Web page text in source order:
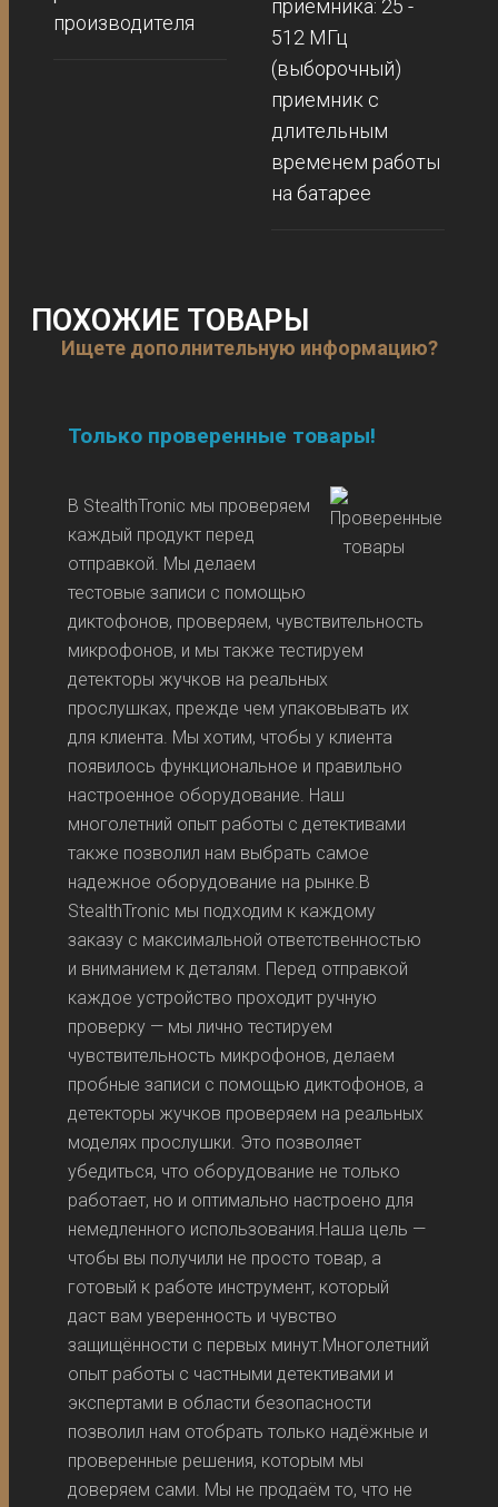
производителя
приемника: 25 -
512 МГц
(выборочный)
приемник с
длительным
временем работы
на батарее
ПОХОЖИЕ ТОВАРЫ
Ищете дополнительную информацию?
Только проверенные товары!
В StealthTronic мы проверяем
каждый продукт перед
отправкой. Мы делаем
тестовые записи с помощью
диктофонов, проверяем, чувствительность
микрофонов, и мы также тестируем
детекторы жучков на реальных
прослушках, прежде чем упаковывать их
для клиента. Мы хотим, чтобы у клиента
появилось функциональное и правильно
настроенное оборудование. Наш
многолетний опыт работы с детективами
также позволил нам выбрать самое
надежное оборудование на рынке.В
StealthTronic мы подходим к каждому
заказу с максимальной ответственностью
и вниманием к деталям. Перед отправкой
каждое устройство проходит ручную
проверку — мы лично тестируем
чувствительность микрофонов, делаем
пробные записи с помощью диктофонов, а
детекторы жучков проверяем на реальных
моделях прослушки. Это позволяет
убедиться, что оборудование не только
работает, но и оптимально настроено для
немедленного использования.Наша цель —
чтобы вы получили не просто товар, а
готовый к работе инструмент, который
даст вам уверенность и чувство
защищённости с первых минут.Многолетний
опыт работы с частными детективами и
экспертами в области безопасности
позволил нам отобрать только надёжные и
проверенные решения, которым мы
доверяем сами. Мы не продаём то, что не